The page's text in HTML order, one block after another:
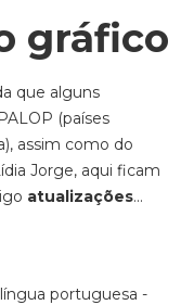
gráfico
que alguns
(países
assim como do
Jorge, aqui ficam
atualizações...
portuguesa -